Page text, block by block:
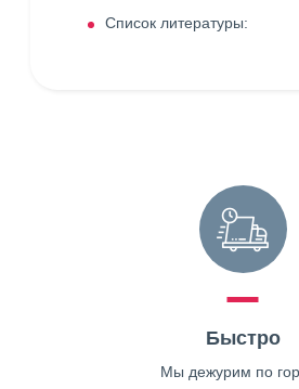
Список литературы:
Быстро
Мы дежурим по